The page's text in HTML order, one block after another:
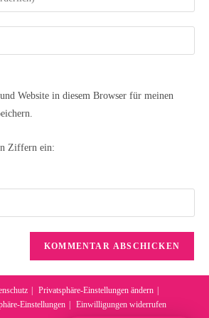
Website in diesem Browser für meinen
Ziffern ein:
Privatsphäre-Einstellungen ändern
Einstellungen
Einwilligungen widerrufen